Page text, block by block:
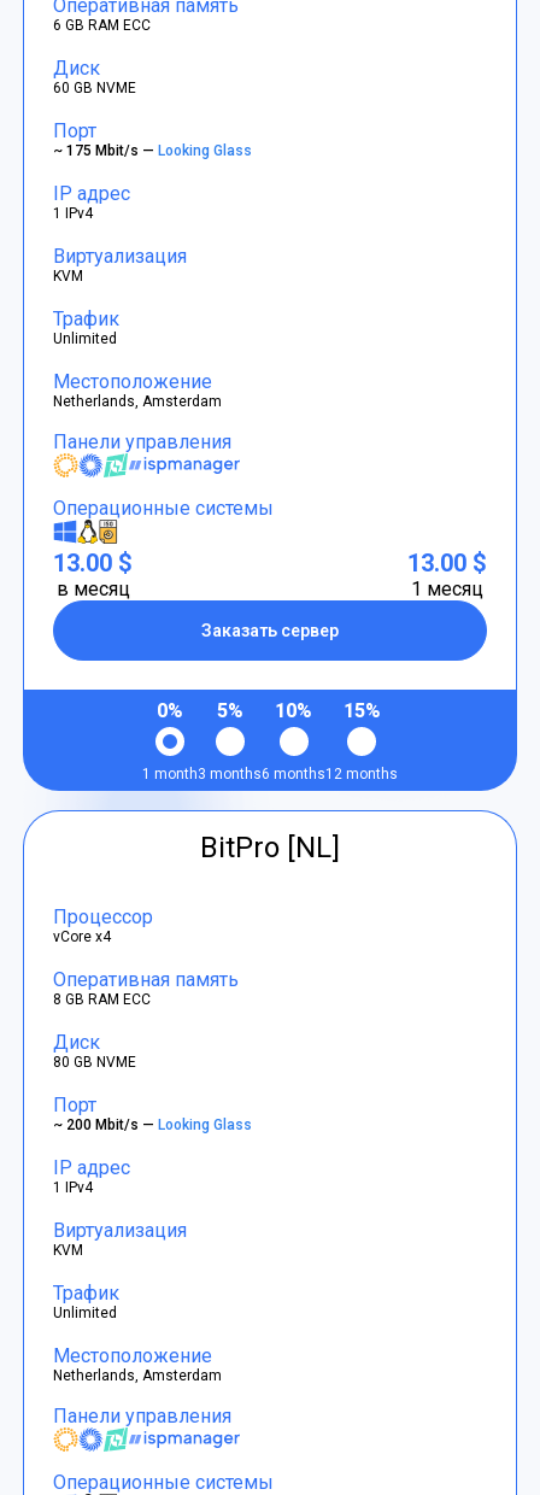
Оперативная память
6 GB RAM ECC
Диск
60 GB NVME
Порт
~ 175 Mbit/s —Looking Glass
IP адрес
1 IPv4
Виртуализация
KVM
Трафик
Unlimited
Местоположение
Netherlands, Amsterdam
Панели управления
Операционные системы
13.00 $
в месяц
Заказать сервер
13.00 $
1 месяц
0%
1 month
5%
3 months
10%
6 months
15%
12 months
BitPro [NL]
Процессор
vCore x4
Оперативная память
8 GB RAM ECC
Диск
80 GB NVME
Порт
~ 200 Mbit/s —Looking Glass
IP адрес
1 IPv4
Виртуализация
KVM
Трафик
Unlimited
Местоположение
Netherlands, Amsterdam
Панели управления
Операционные системы